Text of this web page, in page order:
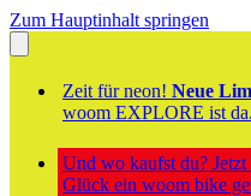
Zum Hauptinhalt springen
Zeit für neon! Neue
woom EXPLORE ist da.
Und wo kaufst du?
Glück ein woom bike